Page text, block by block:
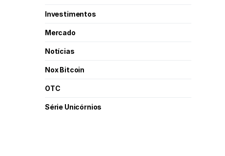
Investimentos
Mercado
Notícias
Nox Bitcoin
OTC
Série Unicórnios